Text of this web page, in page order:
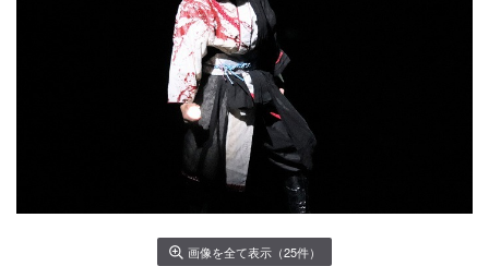
画像を全て表示（25件）